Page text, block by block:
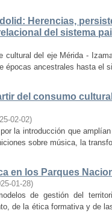
Herencias,
del sistema
del eje Mérida -
épocas ancestrales hasta el
del consumo
02-02)
la introducción que
sobre música, la
en los Parques
01-28)
de gestión del
de la ética formativa y de